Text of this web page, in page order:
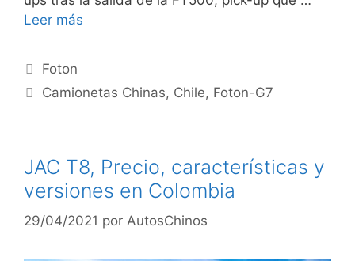
Leer más
Foton
Camionetas Chinas, Chile, Foton-G7
JAC T8, Precio, características y
versiones en Colombia
29/04/2021 por AutosChinos